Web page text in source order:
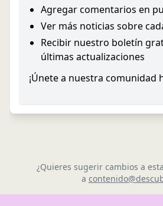
Agregar comentarios en
Ver más noticias sobre
Recibir nuestro boletín
últimas actualizaciones
¡Únete a nuestra comunidad
¿Quieres sugerir cambios a
a